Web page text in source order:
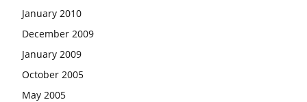
January 2010
December 2009
January 2009
October 2005
May 2005